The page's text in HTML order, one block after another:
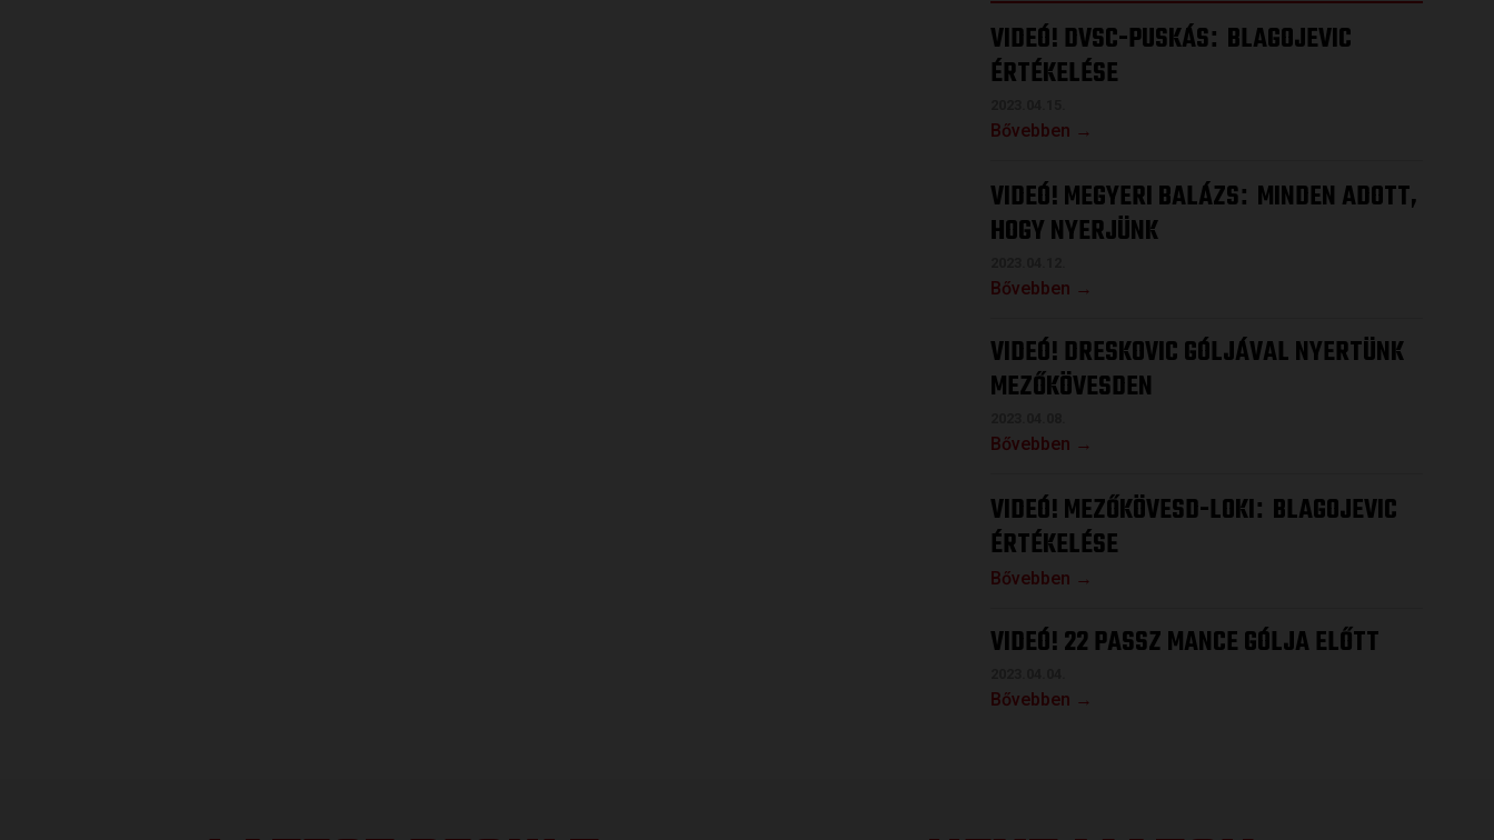
VIDEÓ! DVSC-PUSKÁS: BLAGOJEVIC
ÉRTÉKELÉSE
Bővebben →
VIDEÓ! MEGYERI BALÁZS: MINDEN ADOTT,
HOGY NYERJÜNK
Bővebben →
VIDEÓ! DRESKOVIC GÓLJÁVAL NYERTÜNK
MEZŐKÖVESDEN
Bővebben →
VIDEÓ! MEZŐKÖVESD-LOKI: BLAGOJEVIC
ÉRTÉKELÉSE
Bővebben →
VIDEÓ! 22 PASSZ MANCE GÓLJA ELŐTT
Bővebben →